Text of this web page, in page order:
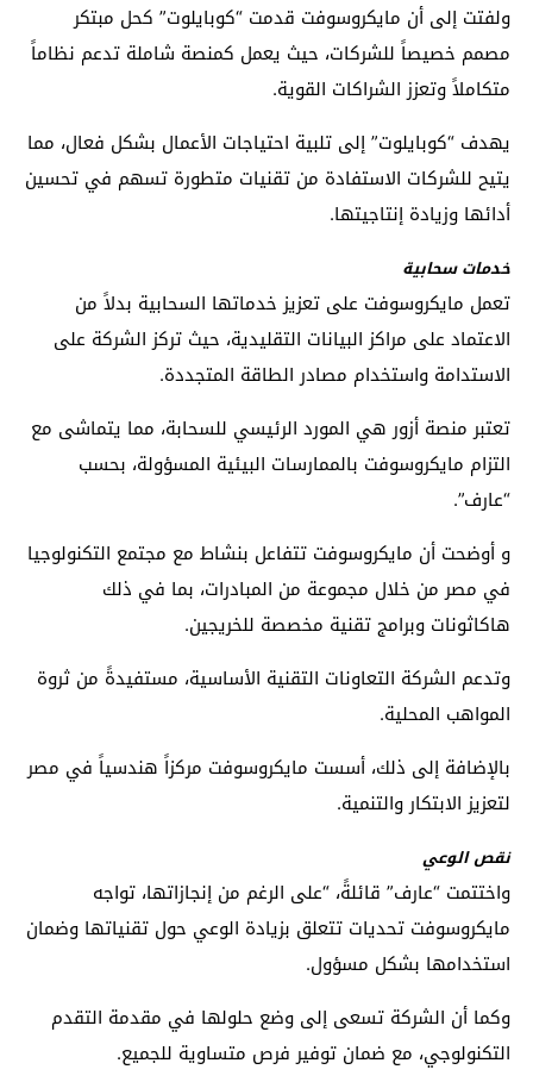
ولفتت إلى أن مايكروسوفت قدمت “كوبايلوت” كحل مبتكر
مصمم خصيصاً للشركات، حيث يعمل كمنصة شاملة تدعم نظاماً
متكاملاً وتعزز الشراكات القوية.
يهدف “كوبايلوت” إلى تلبية احتياجات الأعمال بشكل فعال، مما
يتيح للشركات الاستفادة من تقنيات متطورة تسهم في تحسين
أدائها وزيادة إنتاجيتها.
خدمات سحابية
تعمل مايكروسوفت على تعزيز خدماتها السحابية بدلاً من
الاعتماد على مراكز البيانات التقليدية، حيث تركز الشركة على
الاستدامة واستخدام مصادر الطاقة المتجددة.
تعتبر منصة أزور هي المورد الرئيسي للسحابة، مما يتماشى مع
التزام مايكروسوفت بالممارسات البيئية المسؤولة، بحسب
“عارف”.
و أوضحت أن مايكروسوفت تتفاعل بنشاط مع مجتمع التكنولوجيا
في مصر من خلال مجموعة من المبادرات، بما في ذلك
هاكاثونات وبرامج تقنية مخصصة للخريجين.
وتدعم الشركة التعاونات التقنية الأساسية، مستفيدةً من ثروة
المواهب المحلية.
بالإضافة إلى ذلك، أسست مايكروسوفت مركزاً هندسياً في مصر
لتعزيز الابتكار والتنمية.
نقص الوعي
واختتمت “عارف” قائلةً، “على الرغم من إنجازاتها، تواجه
مايكروسوفت تحديات تتعلق بزيادة الوعي حول تقنياتها وضمان
استخدامها بشكل مسؤول.
وكما أن الشركة تسعى إلى وضع حلولها في مقدمة التقدم
التكنولوجي، مع ضمان توفير فرص متساوية للجميع.